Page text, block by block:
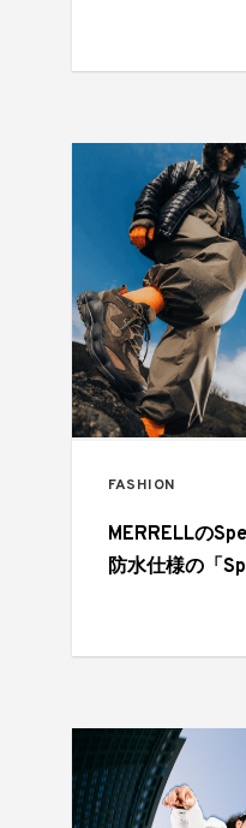
FASHION
MERRELLの
防水仕様の「